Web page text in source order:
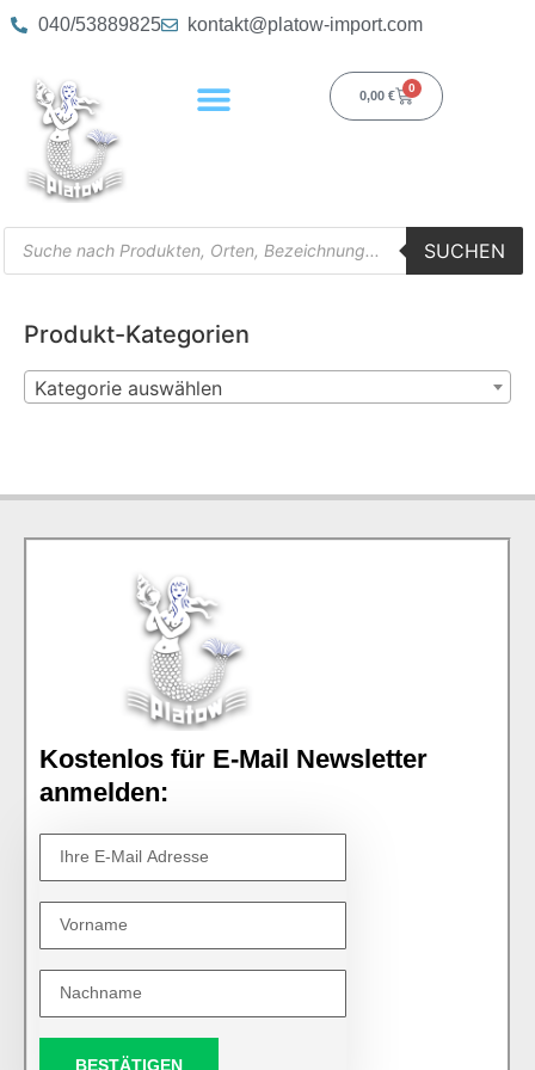
040/53889825 kontakt@platow-import.com
0,00 €
0
SUCHEN
Produkt-Kategorien
Kategorie auswählen
Kostenlos für E-Mail Newsletter
anmelden:
BESTÄTIGEN